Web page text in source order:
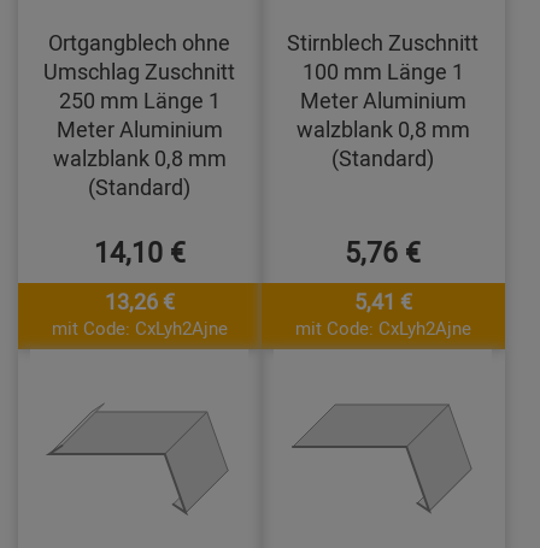
Ortgangblech ohne
Umschlag Zuschnitt
250 mm Länge 1
Meter Aluminium
walzblank 0,8 mm
(Standard)
14,10 €
13,26 €
mit Code: CxLyh2Ajne
Stirnblech Zuschnitt
100 mm Länge 1
Meter Aluminium
walzblank 0,8 mm
(Standard)
5,76 €
5,41 €
mit Code: CxLyh2Ajne